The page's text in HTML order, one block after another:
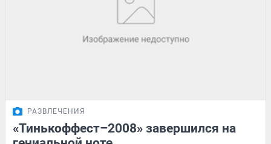
РАЗВЛЕЧЕНИЯ
«Тинькоффест–2008» завершился на